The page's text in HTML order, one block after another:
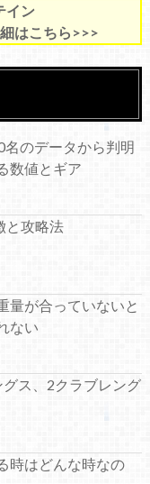
イン
はこちら>>>
のデータから判明
数値とギア
と攻略法
量が合っていないと
ない
ス、2クラブレング
時はどんな時なの